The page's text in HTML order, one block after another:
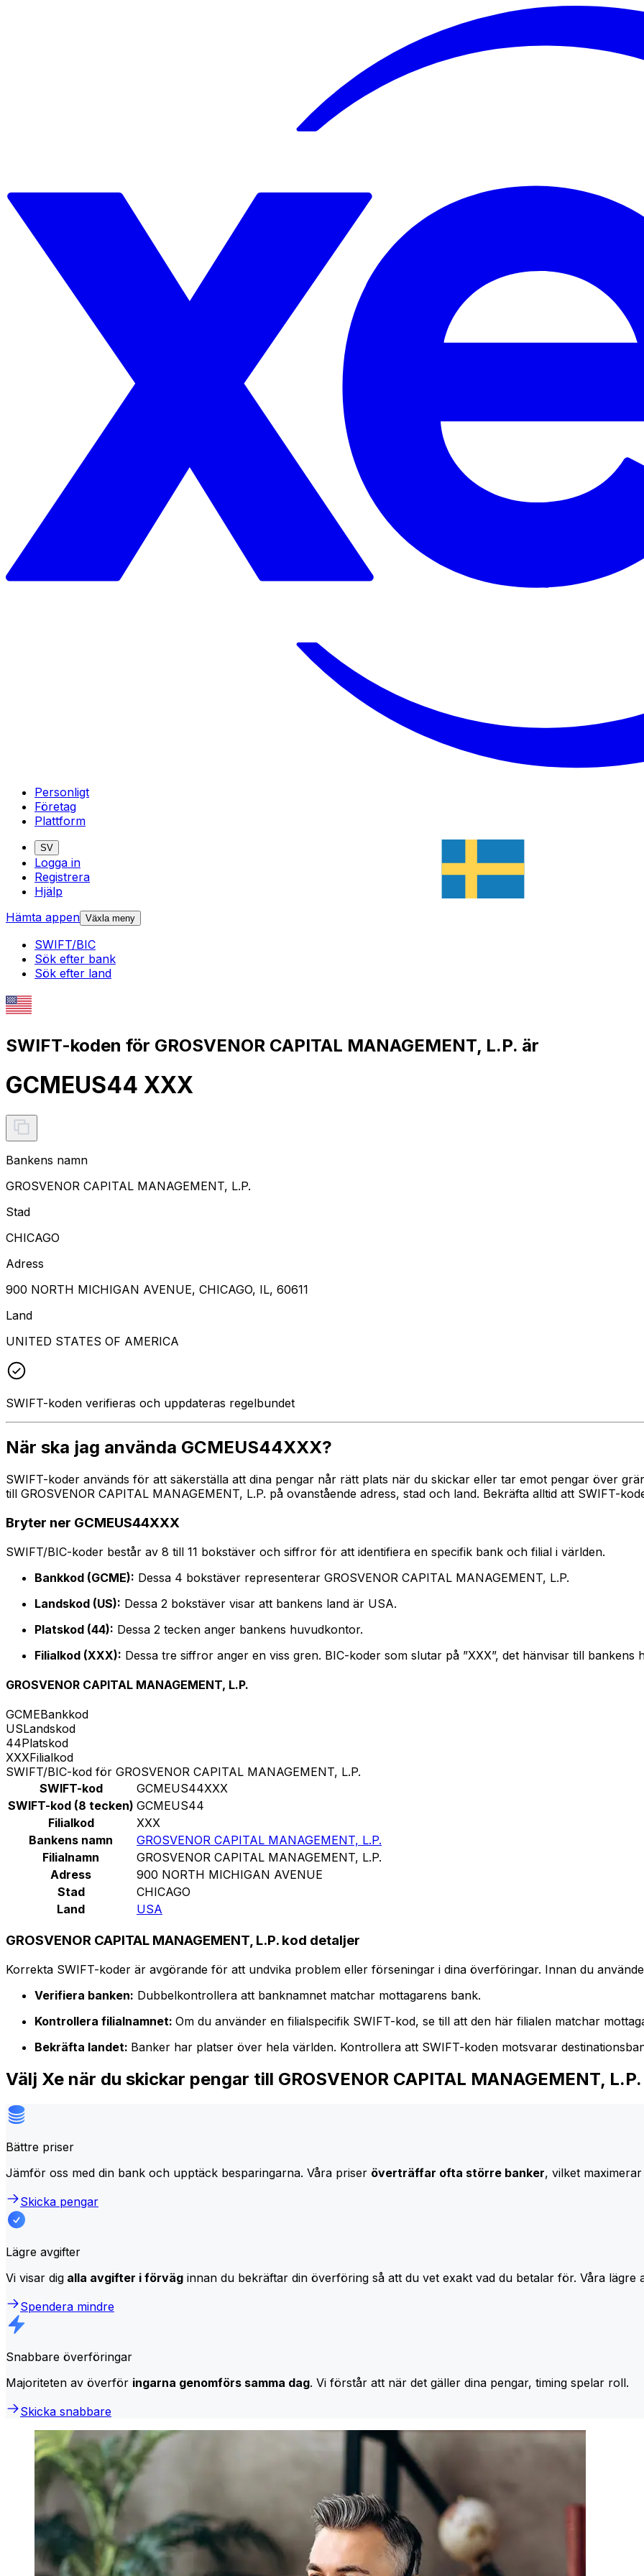
Personligt
Företag
Plattform
SV
Logga in
Registrera
Hjälp
Hämta appen Växla meny
SWIFT/BIC
Sök efter bank
Sök efter land
SWIFT-koden för GROSVENOR CAPITAL MANAGEMENT, L.P. är
GCMEUS44 XXX
Bankens namn
GROSVENOR CAPITAL MANAGEMENT, L.P.
Stad
CHICAGO
Adress
900 NORTH MICHIGAN AVENUE, CHICAGO, IL, 60611
Land
UNITED STATES OF AMERICA
SWIFT-koden verifieras och uppdateras regelbundet
När ska jag använda GCMEUS44XXX?
SWIFT-koder används för att säkerställa att dina pengar når rätt plats när du skickar eller tar emot pengar över
till GROSVENOR CAPITAL MANAGEMENT, L.P. på ovanstående adress, stad och land. Bekräfta alltid att SWIFT-
Bryter ner GCMEUS44XXX
SWIFT/BIC-koder består av 8 till 11 bokstäver och siffror för att identifiera en specifik bank och filial i världen.
Bankkod (GCME): Dessa 4 bokstäver representerar GROSVENOR CAPITAL MANAGEMENT, L.P.
Landskod (US): Dessa 2 bokstäver visar att bankens land är USA.
Platskod (44): Dessa 2 tecken anger bankens huvudkontor.
Filialkod (XXX): Dessa tre siffror anger en viss gren. BIC-koder som slutar på ”XXX”, det hänvisar till bankens
GROSVENOR CAPITAL MANAGEMENT, L.P.
GCMEBankkod
USLandskod
44Platskod
XXXFilialkod
SWIFT/BIC-kod för GROSVENOR CAPITAL MANAGEMENT, L.P.
SWIFT-kod
GCMEUS44XXX
SWIFT-kod (8 tecken) GCMEUS44
Filialkod
XXX
Bankens namn
GROSVENOR CAPITAL MANAGEMENT, L.P.
Filialnamn
GROSVENOR CAPITAL MANAGEMENT, L.P.
Adress
900 NORTH MICHIGAN AVENUE
Stad
CHICAGO
Land
USA
GROSVENOR CAPITAL MANAGEMENT, L.P. kod detaljer
Korrekta SWIFT-koder är avgörande för att undvika problem eller förseningar i dina överföringar. Innan du
Verifiera banken: Dubbelkontrollera att banknamnet matchar mottagarens bank.
Kontrollera filialnamnet: Om du använder en filialspecifik SWIFT-kod, se till att den här filialen matchar
Bekräfta landet: Banker har platser över hela världen. Kontrollera att SWIFT-koden motsvarar
Välj Xe när du skickar pengar till GROSVENOR CAPITAL MANAGEMENT, L.P.
Bättre priser
Jämför oss med din bank och upptäck besparingarna. Våra priser överträffar ofta större banker, vilket
Skicka pengar
Lägre avgifter
Vi visar dig alla avgifter i förväg innan du bekräftar din överföring så att du vet exakt vad du betalar för. Våra lägre
Spendera mindre
Snabbare överföringar
Majoriteten av överför ingarna genomförs samma dag. Vi förstår att när det gäller dina pengar, timing spelar roll.
Skicka snabbare